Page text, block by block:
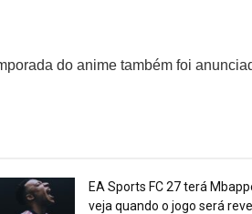
do anime também foi
EA Sports FC 27 terá
veja quando o jogo será